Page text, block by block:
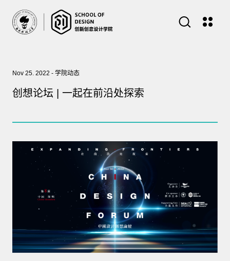
Nov 25. 2022 - 学院动态
创想论坛 | 一起在前沿处探索